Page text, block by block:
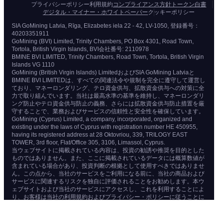
プライバシーポリシー利用規約 コンプライアンス方針 トークン白書
デジタル・マイナー・ホワイトペーパークッキーポリシー
SIA GoMining Latvia, Rīga, Elizabetes iela 22 - 42, LV-1050, 登録番号：
40203351911
GoMining (BVI) Limited, Trinity Chambers, PO Box 4301, Road Town,
Tortola, British Virgin Islands, BVI会社番号: 2110978
BMINE BVI LIMITED, Trinity Chambers, Road Town, Tortola, British Virgin
Islands VG 1110
GoMining (British Virgin Islands) LimitedおよびSIA GoMining Latviaと
BMINE BVI LIMITEDは、すべての関連法令や規制を完全に遵守して運営し
ており、マネーロンダリング、テロ資金供与、拡散資金供与への対策に全
力で取り組んでいます。当社は最高水準の基準を維持し、マネーロンダリ
ング防止やテロ資金供与防止の義務、さらには拡散資金供与防止措置を厳
守することで、業務およびサービスの信頼性と安全性を確保しています。
GoMining (Cyprus) Limited, a company, incorporated, organized and
existing under the laws of Cyprus with registration number HE 450955,
having its registered address at 28 Oktovriou, 339, TRILOGY EAST
TOWER, 3rd floor, Flat/Office 305, 3106, Limassol, Cyprus.
当ウェブサイトに掲載されている内容は、投資の勧誘や推奨を目的とした
ものではありません。また、ここに掲載されているデータには概算数値が
含まれている場合があり、投資判断の根拠として使用すべきではありませ
ん。この点から、当社のサービスをご利用になる前に、当社の商品および
サービスに関連するリスクを独自に評価されることをお勧めします。本ウ
ェブサイトおよび当社のサービスにアクセスし、これを利用することによ
り、お客様は当社の利用規約およびプライバシー・ポリシーに従うことに